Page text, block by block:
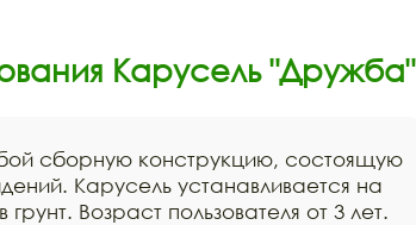
Карусель "Дружба"
сборную конструкцию, состоящую
Карусель устанавливается на
Возраст пользователя от 3 лет.